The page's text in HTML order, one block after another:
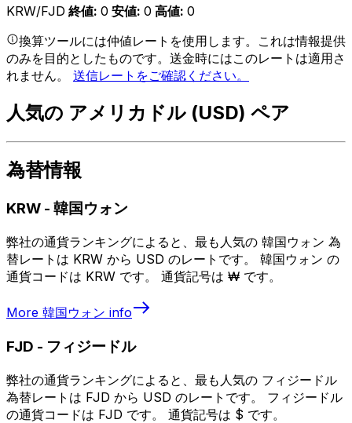
KRW/FJD 終値: 0 安値: 0 高値: 0
換算ツールには仲値レートを使用します。これは情報提供
のみを目的としたものです。送金時にはこのレートは適用さ
れません。 送信レートをご確認ください。
人気の アメリカドル (USD) ペア
為替情報
KRW - 韓国ウォン
弊社の通貨ランキングによると、最も人気の 韓国ウォン 為
替レートは KRW から USD のレートです。 韓国ウォン の
通貨コードは KRW です。 通貨記号は ₩ です。
More 韓国ウォン info
FJD - フィジードル
弊社の通貨ランキングによると、最も人気の フィジードル
為替レートは FJD から USD のレートです。 フィジードル
の通貨コードは FJD です。 通貨記号は $ です。